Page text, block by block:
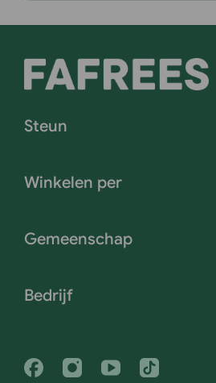
Steun
Winkelen per
Gemeenschap
Bedrijf
FacebookInstagramYoutubeTiktok